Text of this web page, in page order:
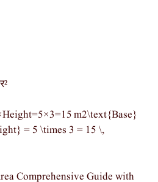
m2\text{Base}
= 5 \times 3 = 15 \,
Comprehensive Guide with